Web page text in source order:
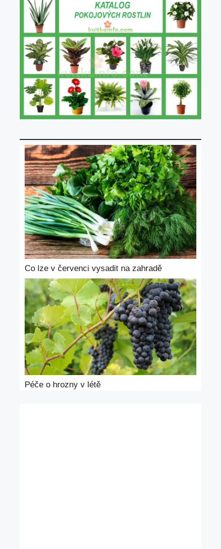
Co lze v červenci vysadit na zahradě
Péče o hrozny v létě